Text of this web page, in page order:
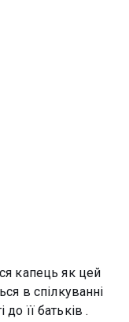
капець як цей
в спілкуванні
її батьків .